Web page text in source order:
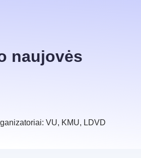
naujovės
VU, KMU, LDVD